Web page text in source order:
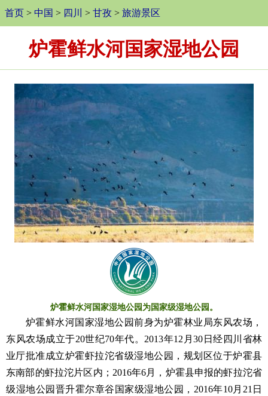
首页 > 中国 > 四川 > 甘孜 > 旅游景区
炉霍鲜水河国家湿地公园
炉霍鲜水河国家湿地公园为国家级湿地公园。
炉霍鲜水河国家湿地公园前身为炉霍林业局东风农场，
东风农场成立于20世纪70年代。2013年12月30日经四川省林
业厅批准成立炉霍虾拉沱省级湿地公园，规划区位于炉霍县
东南部的虾拉沱片区内；2016年6月，炉霍县申报的虾拉沱省
级湿地公园晋升霍尔章谷国家级湿地公园，2016年10月21日